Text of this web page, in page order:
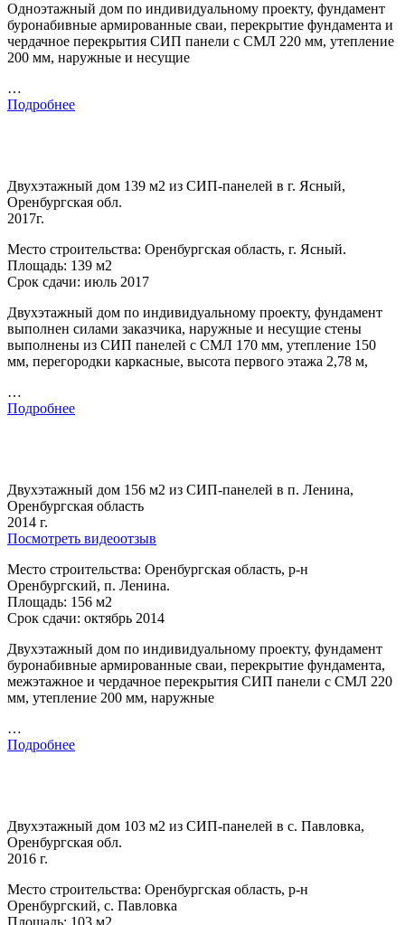
Одноэтажный дом по индивидуальному проекту, фундамент
буронабивные армированные сваи, перекрытие фундамента и
чердачное перекрытия СИП панели с СМЛ 220 мм, утепление
200 мм, наружные и несущие
…
Подробнее
Двухэтажный дом 139 м2 из СИП-панелей в г. Ясный,
Оренбургская обл.
2017г.
Место строительства: Оренбургская область, г. Ясный.
Площадь: 139 м2
Срок сдачи: июль 2017
Двухэтажный дом по индивидуальному проекту, фундамент
выполнен силами заказчика, наружные и несущие стены
выполнены из СИП панелей с СМЛ 170 мм, утепление 150
мм, перегородки каркасные, высота первого этажа 2,78 м,
…
Подробнее
Двухэтажный дом 156 м2 из СИП-панелей в п. Ленина,
Оренбургская область
2014 г.
Посмотреть видеоотзыв
Место строительства: Оренбургская область, р-н
Оренбургский, п. Ленина.
Площадь: 156 м2
Срок сдачи: октябрь 2014
Двухэтажный дом по индивидуальному проекту, фундамент
буронабивные армированные сваи, перекрытие фундамента,
межэтажное и чердачное перекрытия СИП панели с СМЛ 220
мм, утепление 200 мм, наружные
…
Подробнее
Двухэтажный дом 103 м2 из СИП-панелей в с. Павловка,
Оренбургская обл.
2016 г.
Место строительства: Оренбургская область, р-н
Оренбургский, с. Павловка
Площадь: 103 м2